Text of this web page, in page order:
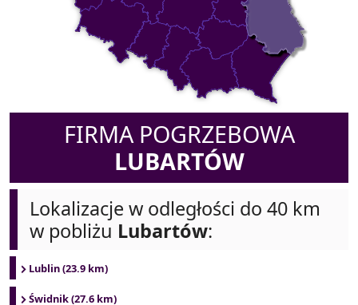
FIRMA POGRZEBOWA
LUBARTÓW
Lokalizacje w odległości do 40 km
w pobliżu Lubartów:
Lublin (23.9 km)
Świdnik (27.6 km)